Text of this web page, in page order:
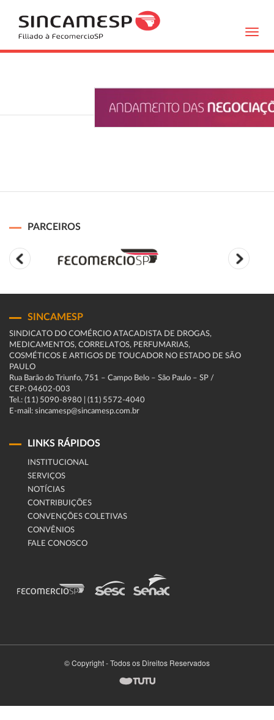
PARCEIROS
SINCAMESP
SINDICATO DO COMÉRCIO ATACADISTA DE DROGAS,
MEDICAMENTOS, CORRELATOS, PERFUMARIAS,
COSMÉTICOS E ARTIGOS DE TOUCADOR NO ESTADO DE SÃO
PAULO
Rua Barão do Triunfo, 751 – Campo Belo – São Paulo – SP /
CEP: 04602-003
Tel.: (11) 5090-8980 | (11) 5572-4040
E-mail: sincamesp@sincamesp.com.br
LINKS RÁPIDOS
INSTITUCIONAL
SERVIÇOS
NOTÍCIAS
CONTRIBUIÇÕES
CONVENÇÕES COLETIVAS
CONVÊNIOS
FALE CONOSCO
© Copyright - Todos os Direitos Reservados